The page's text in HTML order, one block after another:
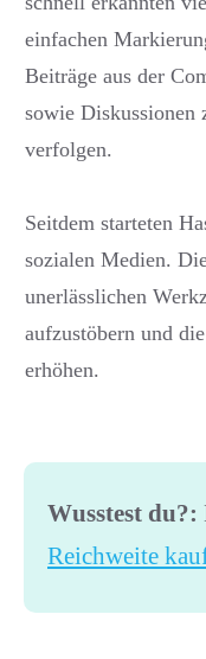
einfachen
Beiträge aus der
sowie Diskussionen
verfolgen.
Seitdem starteten
sozialen Medien.
unerlässlichen
aufzustöbern und
erhöhen.
Wusstest du?:
Reichweite